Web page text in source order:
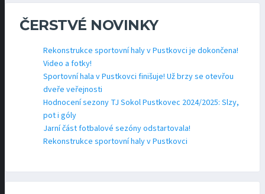
ČERSTVÉ NOVINKY
Rekonstrukce sportovní haly v Pustkovci je dokončena!
Video a fotky!
Sportovní hala v Pustkovci finišuje! Už brzy se otevřou
dveře veřejnosti
Hodnocení sezony TJ Sokol Pustkovec 2024/2025: Slzy,
pot i góly
Jarní část fotbalové sezóny odstartovala!
Rekonstrukce sportovní haly v Pustkovci